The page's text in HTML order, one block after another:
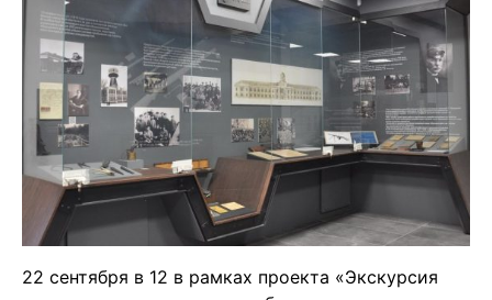
22 сентября в 12 в рамках проекта «Экскурсия